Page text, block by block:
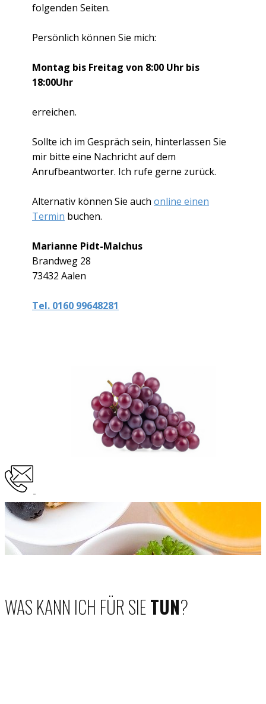
folgenden Seiten.
Persönlich können Sie mich:
Montag bis Freitag von 8:00 Uhr bis
18:00Uhr
erreichen.
Sollte ich im Gespräch sein, hinterlassen Sie
mir bitte eine Nachricht auf dem
Anrufbeantworter. Ich rufe gerne zurück.
Alternativ können Sie auch online einen
Termin buchen.
Marianne Pidt-Malchus
Brandweg 28
73432 Aalen
Tel. 0160 99648281
WAS KANN ICH FÜR SIETUN?